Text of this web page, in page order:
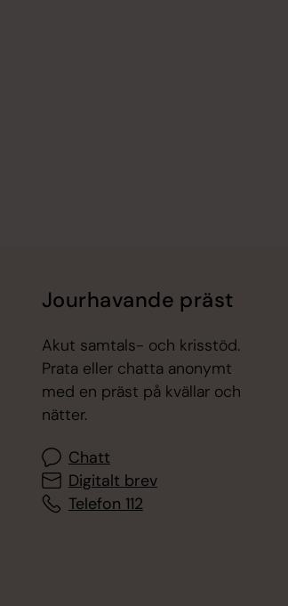
Jourhavande präst
Akut samtals- och krisstöd.
Prata eller chatta anonymt
med en präst på kvällar och
nätter.
Chatt
Digitalt brev
Telefon 112